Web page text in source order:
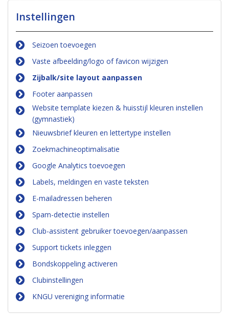
Instellingen
Seizoen toevoegen
Vaste afbeelding/logo of favicon wijzigen
Zijbalk/site layout aanpassen
Footer aanpassen
Website template kiezen & huisstijl kleuren instellen
(gymnastiek)
Nieuwsbrief kleuren en lettertype instellen
Zoekmachineoptimalisatie
Google Analytics toevoegen
Labels, meldingen en vaste teksten
E-mailadressen beheren
Spam-detectie instellen
Club-assistent gebruiker toevoegen/aanpassen
Support tickets inleggen
Bondskoppeling activeren
Clubinstellingen
KNGU vereniging informatie